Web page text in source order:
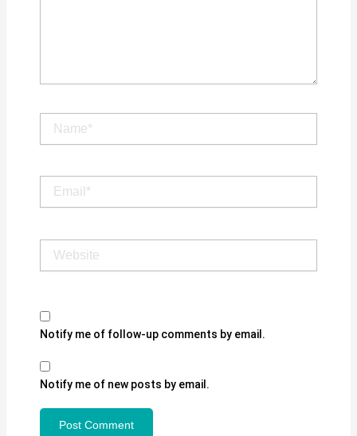
Email*
Website
Notify me of follow-up comments by email.
Notify me of new posts by email.